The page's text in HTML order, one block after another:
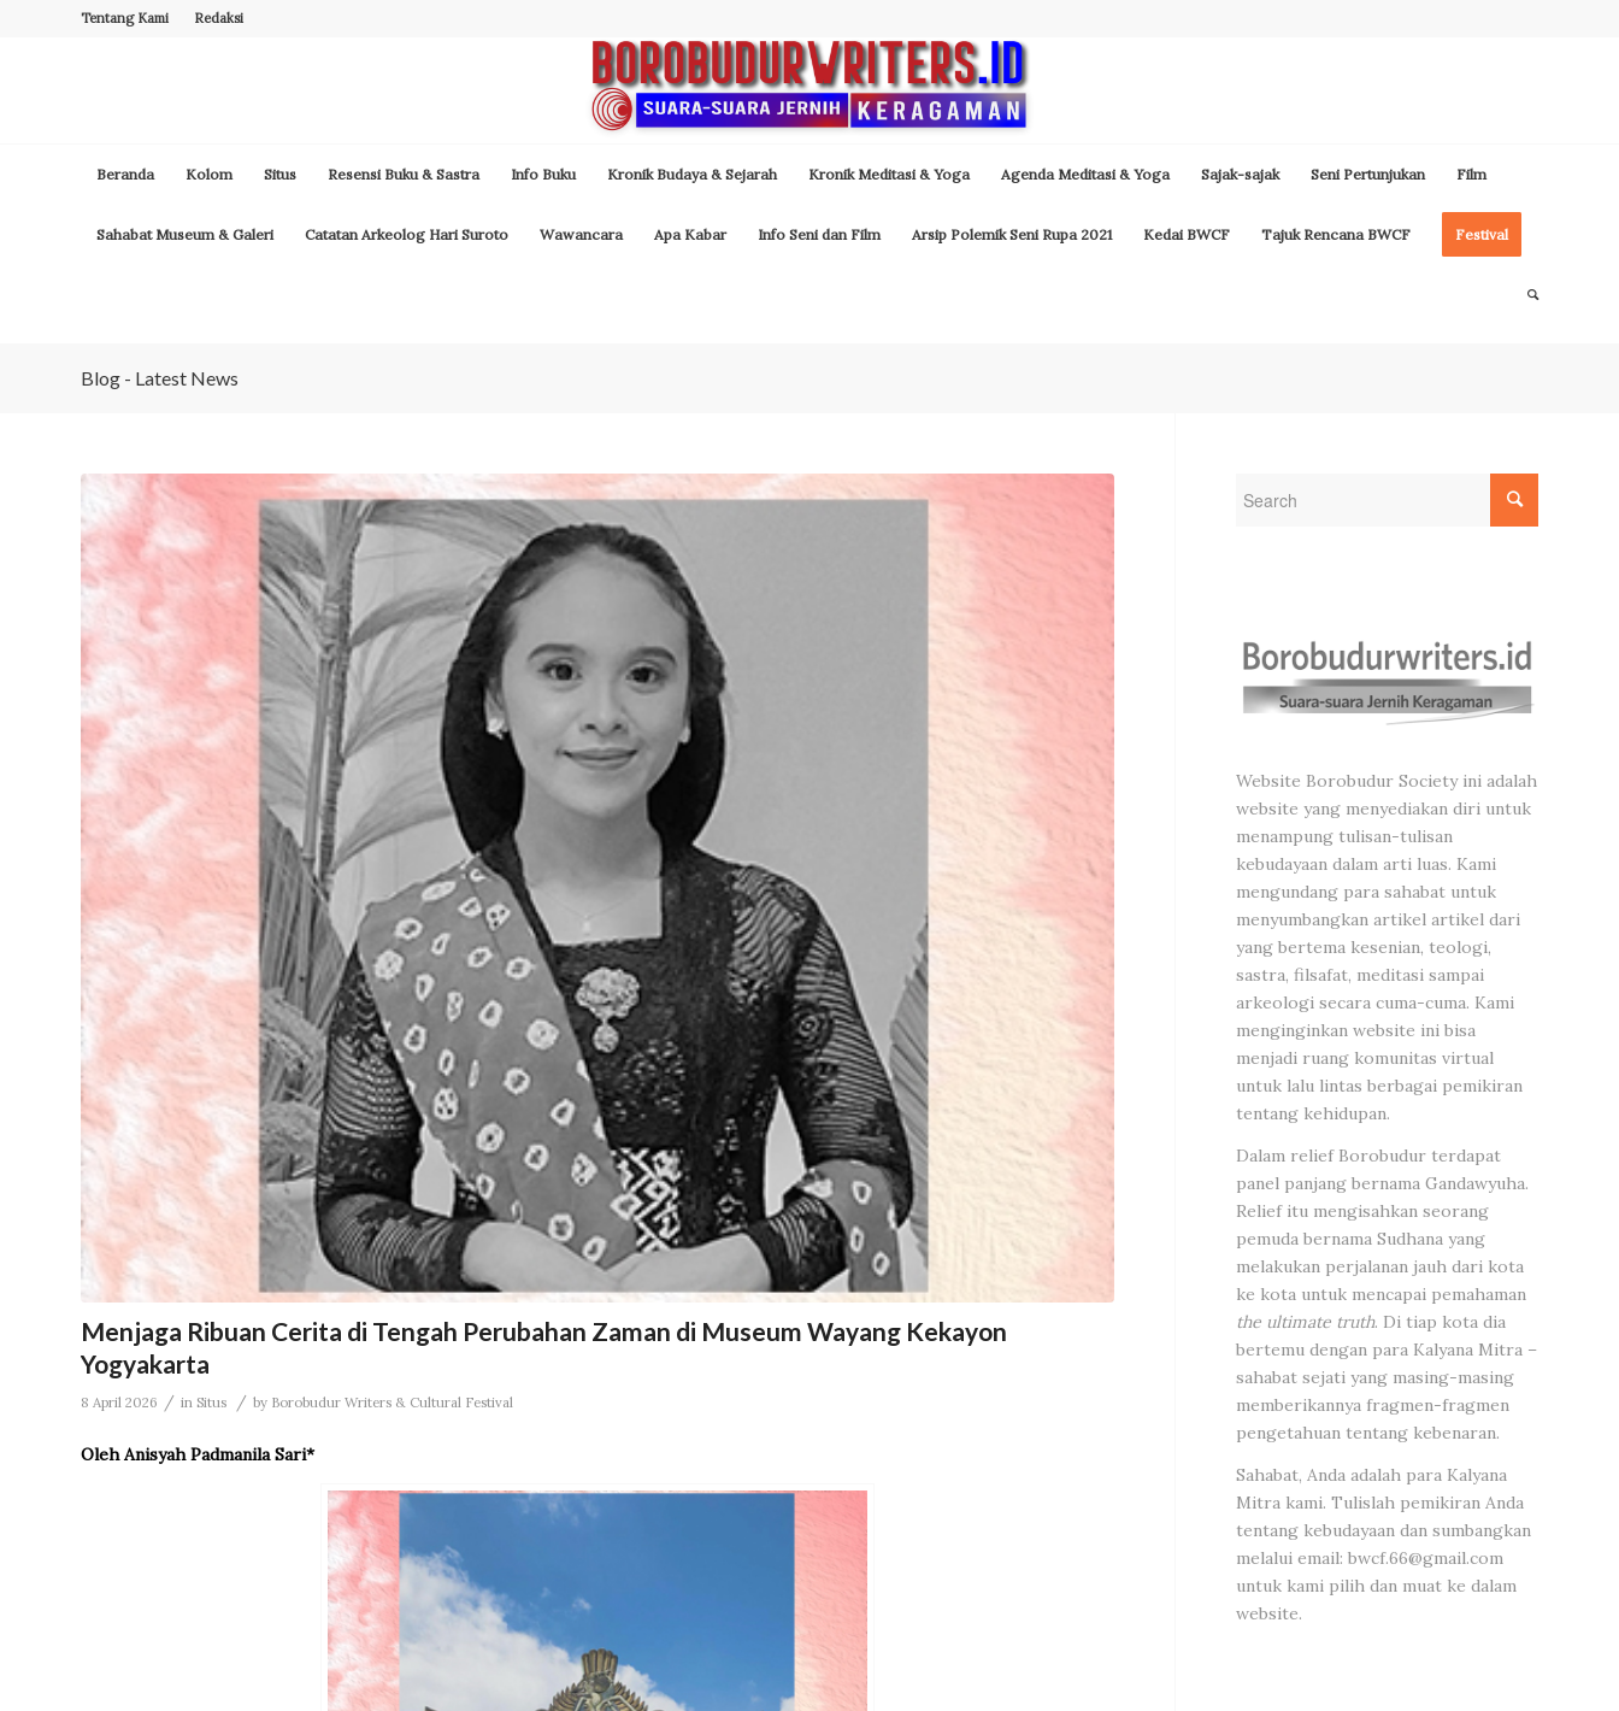
Tentang Kami Redaksi
Beranda Kolom Situs Resensi Buku & Sastra Info Buku Kronik Budaya & Sejarah Kronik Meditasi & Yoga Agenda Meditasi & Yoga Sajak-sajak Seni Pertunjukan Film
Sahabat Museum & Galeri Catatan Arkeolog Hari Suroto Wawancara Apa Kabar Info Seni dan Film Arsip Polemik Seni Rupa 2021 Kedai BWCF Tajuk Rencana BWCF Festival
Blog - Latest News
Menjaga Ribuan Cerita di Tengah Perubahan Zaman di Museum Wayang Kekayon
Yogyakarta
8 April 2026 / in Situs / by Borobudur Writers & Cultural Festival
Oleh Anisyah Padmanila Sari*
Website Borobudur Society ini adalah
website yang menyediakan diri untuk
menampung tulisan-tulisan
kebudayaan dalam arti luas. Kami
mengundang para sahabat untuk
menyumbangkan artikel artikel dari
yang bertema kesenian, teologi,
sastra, filsafat, meditasi sampai
arkeologi secara cuma-cuma. Kami
menginginkan website ini bisa
menjadi ruang komunitas virtual
untuk lalu lintas berbagai pemikiran
tentang kehidupan.
Dalam relief Borobudur terdapat
panel panjang bernama Gandawyuha.
Relief itu mengisahkan seorang
pemuda bernama Sudhana yang
melakukan perjalanan jauh dari kota
ke kota untuk mencapai pemahaman
the ultimate truth. Di tiap kota dia
bertemu dengan para Kalyana Mitra –
sahabat sejati yang masing-masing
memberikannya fragmen-fragmen
pengetahuan tentang kebenaran.
Sahabat, Anda adalah para Kalyana
Mitra kami. Tulislah pemikiran Anda
tentang kebudayaan dan sumbangkan
melalui email: bwcf.66@gmail.com
untuk kami pilih dan muat ke dalam
website.